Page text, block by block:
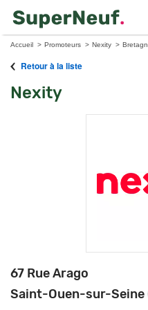
Accueil Promoteurs Nexity
Retour à la liste
Nexity
67 Rue Arago
Saint-Ouen-sur-